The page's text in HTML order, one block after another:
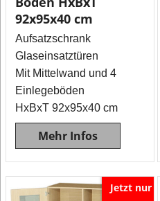
92x95x40 cm
Aufsatzschrank
Glaseinsatztüren
Mit Mittelwand und 4
Einlegeböden
HxBxT 92x95x40 cm
Mehr Infos
Jetzt nur